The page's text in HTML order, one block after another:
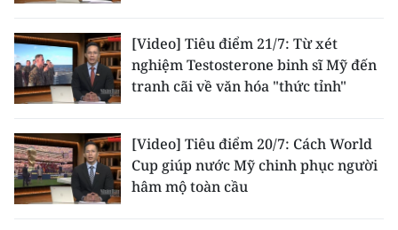
[Video] Tiêu điểm 21/7: Từ xét
nghiệm Testosterone binh sĩ Mỹ đến
tranh cãi về văn hóa "thức tỉnh"
[Video] Tiêu điểm 20/7: Cách World
Cup giúp nước Mỹ chinh phục người
hâm mộ toàn cầu